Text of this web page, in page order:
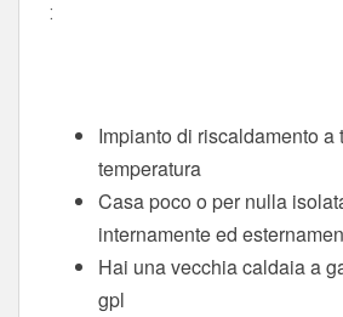
:
Impianto di riscaldamento a
temperatura
Casa poco o per nulla
internamente ed
Hai una vecchia caldaia a
gpl